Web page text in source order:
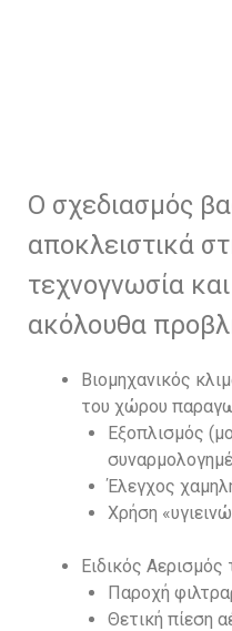
Ο σχεδιασμός
αποκλειστικά
τεχνογνωσία
ακόλουθα
Βιομηχανικός
του χώρου
Εξοπλισμός
Έλεγχος
Χρήση
Ειδικός
Παροχή
Θετική πίεση